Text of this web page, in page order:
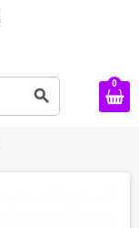
search
0